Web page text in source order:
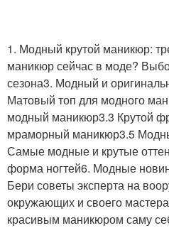
1. Модный крутой маникюр:
маникюр сейчас в моде?
сезона3. Модный и
Матовый топ для модного
модный маникюр3.3 Крутой
мраморный маникюр3.5
Самые модные и крутые
форма ногтей6. Модные
Бери советы эксперта на
окружающих и своего
красивым маникюром саму